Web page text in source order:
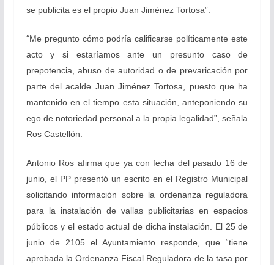
se publicita es el propio Juan Jiménez Tortosa”.
“Me pregunto cómo podría calificarse políticamente este
acto y si estaríamos ante un presunto caso de
prepotencia, abuso de autoridad o de prevaricación por
parte del acalde Juan Jiménez Tortosa, puesto que ha
mantenido en el tiempo esta situación, anteponiendo su
ego de notoriedad personal a la propia legalidad”, señala
Ros Castellón.
Antonio Ros afirma que ya con fecha del pasado 16 de
junio, el PP presentó un escrito en el Registro Municipal
solicitando información sobre la ordenanza reguladora
para la instalación de vallas publicitarias en espacios
públicos y el estado actual de dicha instalación. El 25 de
junio de 2105 el Ayuntamiento responde, que “tiene
aprobada la Ordenanza Fiscal Reguladora de la tasa por